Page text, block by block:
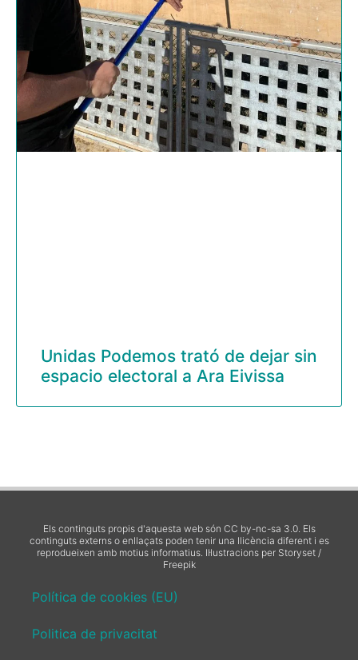
Unidas Podemos trató de dejar sin
espacio electoral a Ara Eivissa
Els continguts propis d'aquesta web són CC by-nc-sa 3.0. Els
continguts externs o enllaçats poden tenir una llicència diferent i es
reprodueixen amb motius informatius. Il·lustracions per Storyset /
Freepik
Política de cookies (EU)
Politica de privacitat